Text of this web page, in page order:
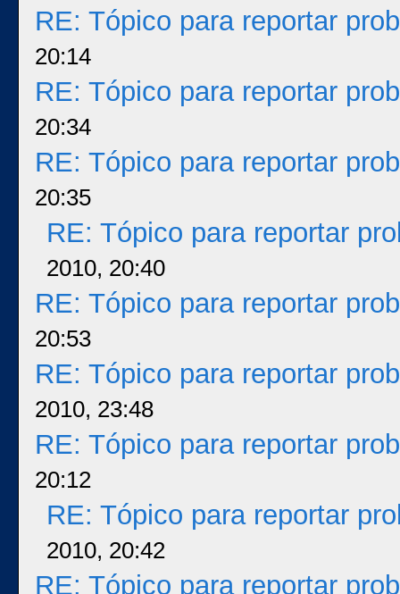
RE: Tópico para reportar
20:14
RE: Tópico para reportar
20:34
RE: Tópico para reportar
20:35
RE: Tópico para reportar
2010, 20:40
RE: Tópico para reportar
20:53
RE: Tópico para reportar
2010, 23:48
RE: Tópico para reportar
20:12
RE: Tópico para reportar
2010, 20:42
RE: Tópico para reportar